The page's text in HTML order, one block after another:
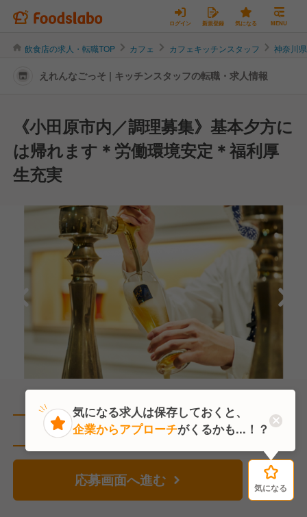
ログイン 新規登録 気になる MENU
飲食店の求人・転職TOP カフェ カフェキッチンスタッフ 神奈川
えれんなごっそ | キッチンスタッフの転職・求人情報
《小田原市内／調理募集》基本夕方に
は帰れます＊労働環境安定＊福利厚
生充実
直近5人がこの求人を検討中
応募画面へ進む 気になる
気になる
気になる求人は保存しておくと、
企業からアプローチがくるかも...！？